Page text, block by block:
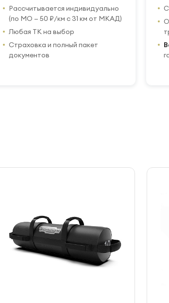
Рассчитывается индивидуально
(по МО — 50 ₽/км с 31 км от МКАД)
Любая ТК на выбор
Страховка и полный пакет
документов